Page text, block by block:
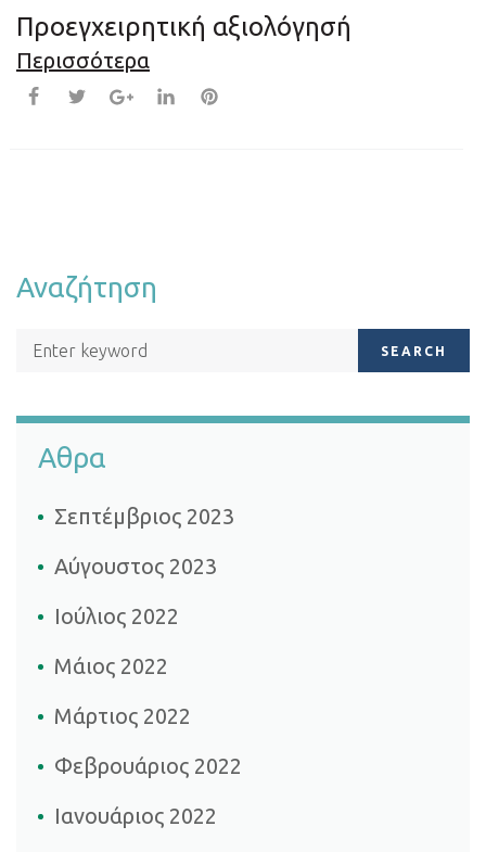
Προεγχειρητική αξιολόγησή
Περισσότερα
Αναζήτηση
SEARCH
Αθρα
Σεπτέμβριος 2023
Αύγουστος 2023
Ιούλιος 2022
Μάιος 2022
Μάρτιος 2022
Φεβρουάριος 2022
Ιανουάριος 2022